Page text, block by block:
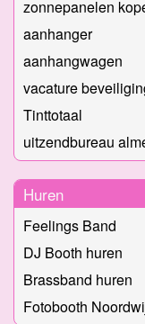
zonnepanelen
aanhanger
aanhangwagen
vacature
Tinttotaal
uitzendbureau
Huren
Feelings Band
DJ Booth huren
Brassband huren
Fotobooth